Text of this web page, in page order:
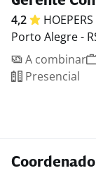
4,2 HOEPERS
Porto Alegre -
A combinar
Presencial